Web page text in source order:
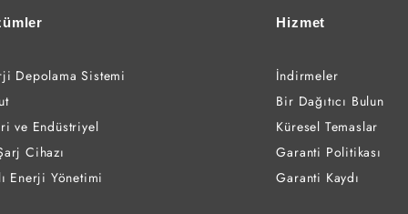
Depolama Sistemi
ve Endüstriyel
Cihazı
Enerji Yönetimi
Hizmet
İndirmeler
Bir Dağıtıcı Bulun
Küresel Temaslar
Garanti Politikası
Garanti Kaydı